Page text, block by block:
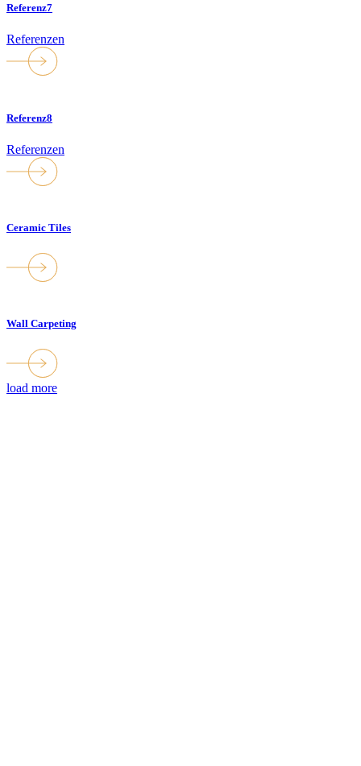
Referenz7
Referenzen
Referenz8
Referenzen
Ceramic Tiles
Wall Carpeting
load more